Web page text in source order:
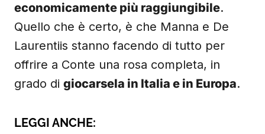
economicamente più raggiungibile.
Quello che è certo, è che Manna e De
Laurentiis stanno facendo di tutto per
offrire a Conte una rosa completa, in
grado di giocarsela in Italia e in Europa.
LEGGI ANCHE: